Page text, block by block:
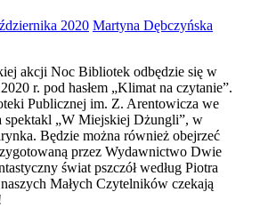
2020 Martyna Dębczyńska
akcji Noc Bibliotek odbędzie się w
r. pod hasłem „Klimat na czytanie”.
Publicznej im. Z. Arentowicza we
spektakl „W Miejskiej Dżungli”, w
Będzie można również obejrzeć
przez Wydawnictwo Dwie
świat pszczół według Piotra
Małych Czytelników czekają